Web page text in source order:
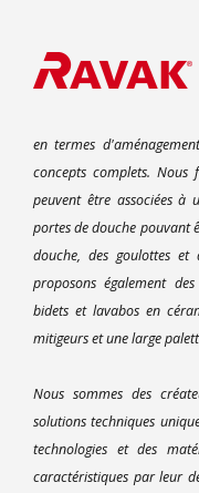
en termes
concepts complets. Nous
peuvent être associées à
portes de douche pouvant
douche, des goulottes et
proposons également
bidets et lavabos en
mitigeurs et une large
Nous sommes des
solutions techniques
technologies et des
caractéristiques par leur